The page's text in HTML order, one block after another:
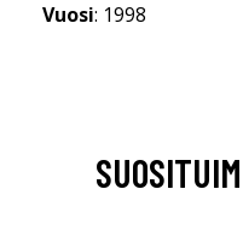
Vuosi: 1998